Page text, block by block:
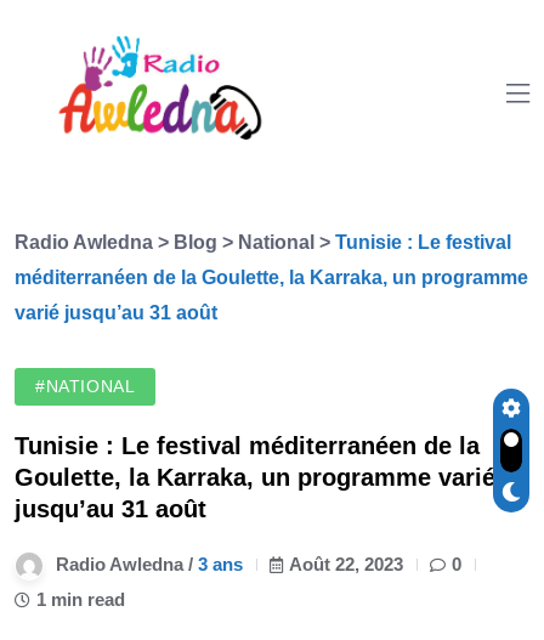
Radio Awledna > Blog > National > Tunisie : Le festival
méditerranéen de la Goulette, la Karraka, un programme
varié jusqu’au 31 août
#NATIONAL
Tunisie : Le festival méditerranéen de la
Goulette, la Karraka, un programme varié
jusqu’au 31 août
Radio Awledna / 3 ans Août 22, 2023
0
1 min read